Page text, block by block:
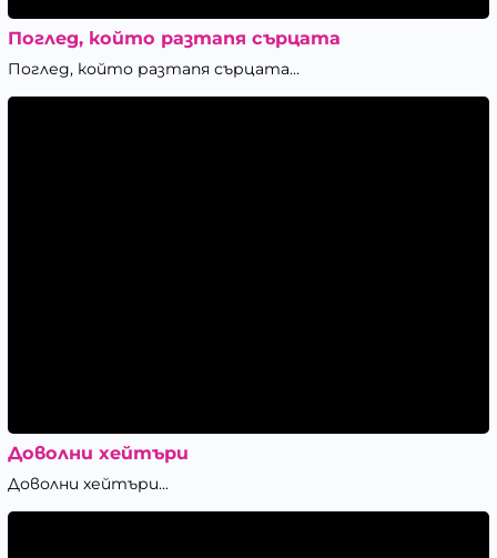
Поглед, който разтапя сърцата
Поглед, който разтапя сърцата...
Доволни хейтъри
Доволни хейтъри...